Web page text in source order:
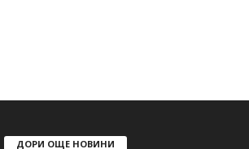
ДОРИ ОЩЕ НОВИНИ